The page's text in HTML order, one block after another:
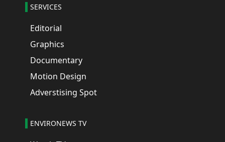
SERVICES
Editorial
Graphics
Documentary
Motion Design
Adverstising Spot
ENVIRONEWS TV